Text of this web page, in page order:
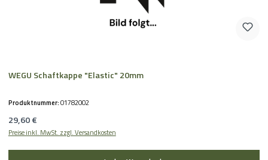
WEGU Schaftkappe "Elastic" 20mm
Produktnummer:01782002
Regulärer Preis:
29,60 €
Preise inkl. MwSt. zzgl. Versandkosten